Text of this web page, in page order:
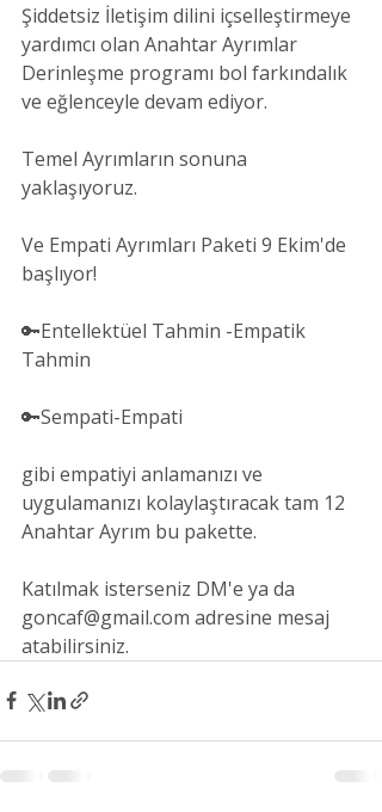
Şiddetsiz İletişim dilini içselleştirmeye
yardımcı olan Anahtar Ayrımlar
Derinleşme programı bol farkındalık
ve eğlenceyle devam ediyor.
Temel Ayrımların sonuna
yaklaşıyoruz.
Ve Empati Ayrımları Paketi 9 Ekim'de
başlıyor!
🔑Entellektüel Tahmin -Empatik
Tahmin
🔑Sempati-Empati
gibi empatiyi anlamanızı ve
uygulamanızı kolaylaştıracak tam 12
Anahtar Ayrım bu pakette.
Katılmak isterseniz DM'e ya da
goncaf@gmail.com adresine mesaj
atabilirsiniz.